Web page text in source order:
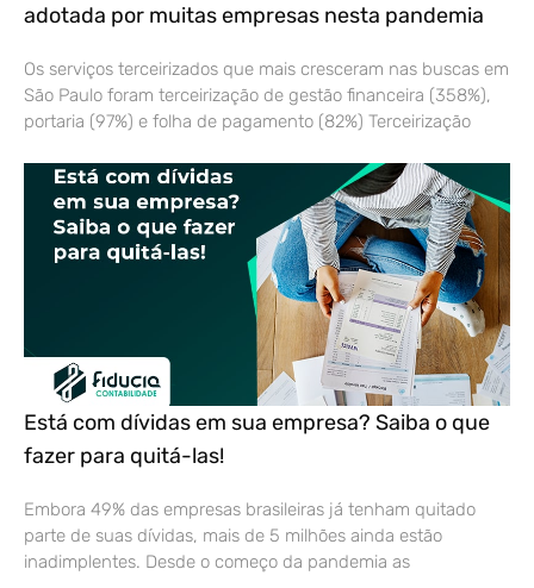
adotada por muitas empresas nesta pandemia
Os serviços terceirizados que mais cresceram nas buscas em
São Paulo foram terceirização de gestão financeira (358%),
portaria (97%) e folha de pagamento (82%) Terceirização
Está com dívidas em sua empresa? Saiba o que
fazer para quitá-las!
Embora 49% das empresas brasileiras já tenham quitado
parte de suas dívidas, mais de 5 milhões ainda estão
inadimplentes. Desde o começo da pandemia as